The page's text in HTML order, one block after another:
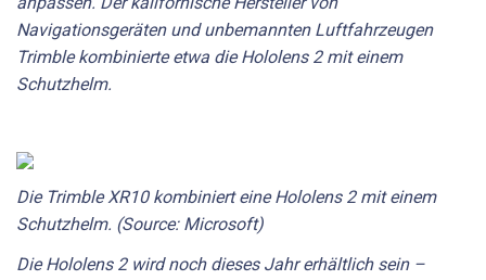
Navigationsgeräten und unbemannten Luftfahrzeugen
Trimble kombinierte etwa die Hololens 2 mit einem
Schutzhelm.
Die Trimble XR10 kombiniert eine Hololens 2 mit einem
Schutzhelm. (Source: Microsoft)
Die Hololens 2 wird noch dieses Jahr erhältlich sein –